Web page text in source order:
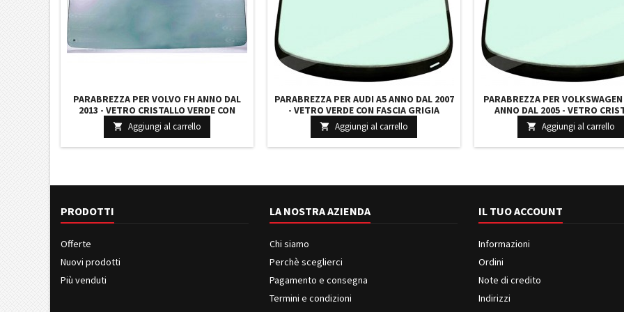
PARABREZZA PER VOLVO FH ANNO DAL
2013 - VETRO CRISTALLO VERDE CON
PREDISP. CAM 8844AGNC 84092837
 Aggiungi al carrello
PARABREZZA PER AUDI A5 ANNO DAL 2007
- VETRO VERDE CON FASCIA GRIGIA
ACUSTICO INCAPSULATO BASETTA
8592AGAGYMVZ6P 8T0845099JNVB
 Aggiungi al carrello
PARABREZZA PER
ANNO DAL 2005 - VETRO
VERDE INCAPSULATO NUOVO
CONTROL 8584AGSMVW1B
 Aggiungi al carrello
PRODOTTI
Offerte
Nuovi prodotti
Più venduti
LA NOSTRA AZIENDA
Chi siamo
Perchè sceglierci
Pagamento e consegna
Termini e condizioni
IL TUO ACCOUNT
Informazioni
Ordini
Note di credito
Indirizzi